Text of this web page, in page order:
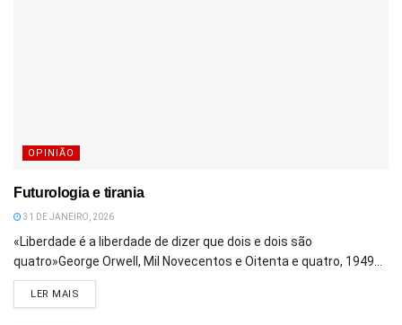
OPINIÃO
Futurologia e tirania
31 DE JANEIRO, 2026
«Liberdade é a liberdade de dizer que dois e dois são
quatro»George Orwell, Mil Novecentos e Oitenta e quatro, 1949...
LER MAIS